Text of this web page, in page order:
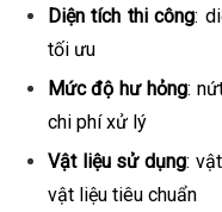
Diện tích thi công:
tối ưu
Mức độ hư hỏng:
chi phí xử lý
Vật liệu sử dụng:
vật liệu tiêu chuẩn